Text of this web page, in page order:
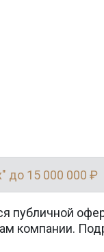
до 15 000 000 ₽
публичной
компании.